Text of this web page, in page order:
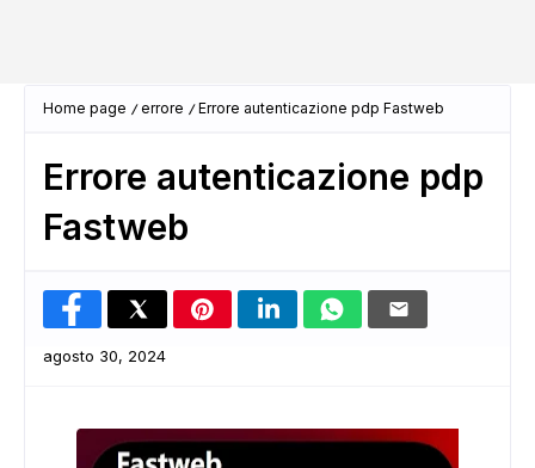
Home page errore Errore autenticazione pdp Fastweb
Errore autenticazione pdp
Fastweb
agosto 30, 2024